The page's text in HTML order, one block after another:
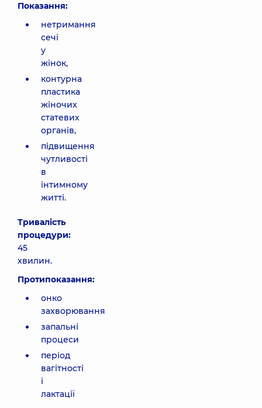
Показання:
нетримання
сечі
у
жінок,
контурна
пластика
жіночих
статевих
органів,
підвищення
чутливості
в
інтимному
житті.
Тривалість
процедури:
45
хвилин.
Протипоказання:
онко
захворювання
запальні
процеси
період
вагітності
і
лактації